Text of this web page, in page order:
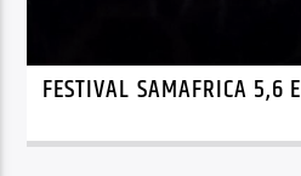
FESTIVAL SAMAFRICA 5,6